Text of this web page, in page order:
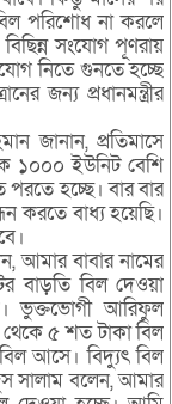
পরিশোধ না করলে
সংযোগ পূণরায়
নিতে গুনতে হচ্ছে
জন্য প্রধানমন্ত্রীর
জানান, প্রতিমাসে
১০০০ ইউনিট বেশি
হচ্ছে। বার বার
করতে বাধ্য হয়েছি।
আমার বাবার নামের
বাড়তি বিল দেওয়া
ভুক্তভোগী আরিফুল
৫ শত টাকা বিল
আসে। বিদ্যুৎ বিল
সালাম বলেন, আমার